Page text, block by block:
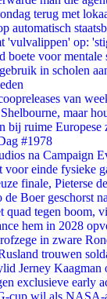
terug met
automatisch
'vulvalippen' op:
voor mentale
in scholen
van
maar
bij ruime Europese
#1978
na Campaign
voor einde fysieke
finale, Pieterse
Boer geschorst
quad tegen boom,
hem in 2028
in zware
trouwen
Jerney
exclusieve early
cup wil als NASA-